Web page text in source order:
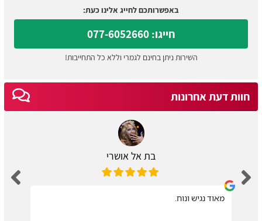
באפשרותכם לחייג אלינו כעת:
חייגו: 077-6052660
השירות ניתן בחינם לגמרי וללא כל התחייבות!
חוות דעת אחרונות
בת אל אושרי
מאוד נגיש ונוח.